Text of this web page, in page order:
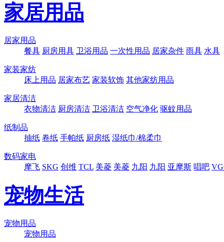
家居用品
居家用品
餐具 厨房用具 卫浴用品 一次性用品 居家杂件 雨具 水具
家装家纺
床上用品 居家布艺 家装软饰 其他家纺用品
家居清洁
衣物清洁 厨房清洁 卫浴清洁 空气净化 驱蚊用品
纸制品
抽纸 卷纸 手帕纸 厨房纸 湿纸巾/棉柔巾
数码家电
摩飞 SKG 创维 TCL 美菱 美菱 九阳 九阳 亚摩斯 唱吧
宠物生活
宠物用品
宠物用品